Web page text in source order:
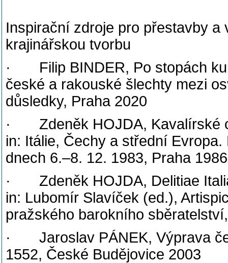
Inspirační zdroje pro přestavby
krajinářskou tvorbu
· Filip BINDER, Po stopách
české a rakouské šlechty mezi
důsledky, Praha 2020
· Zdeněk HOJDA, Kavalírské
in: Itálie, Čechy a střední
dnech 6.–8. 12. 1983, Praha
· Zdeněk HOJDA, Delitiae
in: Lubomír Slavíček (ed.),
pražského barokního
· Jaroslav PÁNEK, Výprava
1552, České Budějovice 2003